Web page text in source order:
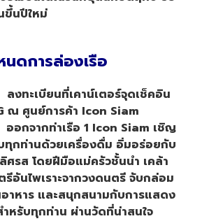
ขึ้นปีใหม่
นดการล่องเรือ
งทะเบียนที่เคาน์เตอร์จุดเช็คอิน
ณ ศูนย์การค้า Icon Siam
อกจากท่าเรือ 1 Icon Siam เชิญ
ทุกท่านด้วยเครื่องดื่ม อิ่มอร่อยกับ
ศรส โดยฝีมือแม่ครัวชั้นนำ เคล้า
อันไพเราะจากวงดนตรี จับกล่อม
อาหาร และสนุกสนามกับการแสดง
ำหรับทุกท่าน ผ่านวัดที่น่าสนใจ